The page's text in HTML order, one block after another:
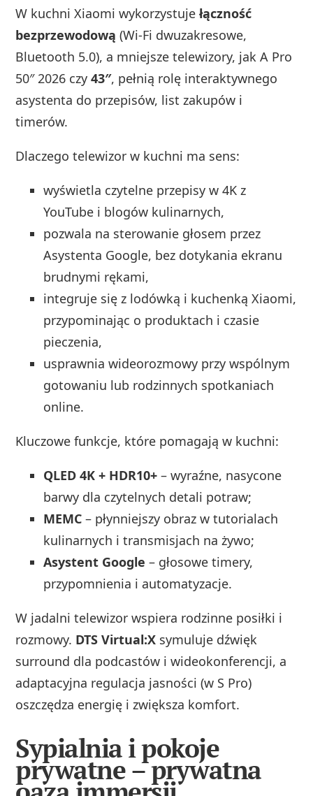
W kuchni Xiaomi wykorzystujełączność
bezprzewodową (Wi‑Fi dwuzakresowe,
Bluetooth 5.0), a mniejsze telewizory, jak A Pro
50″ 2026 czy43″, pełnią rolę interaktywnego
asystenta do przepisów, list zakupów i
timerów.
Dlaczego telewizor w kuchni ma sens:
wyświetla czytelne przepisy w 4K z
YouTube i blogów kulinarnych,
pozwala na sterowanie głosem przez
Asystenta Google, bez dotykania ekranu
brudnymi rękami,
integruje się z lodówką i kuchenką Xiaomi,
przypominając o produktach i czasie
pieczenia,
usprawnia wideorozmowy przy wspólnym
gotowaniu lub rodzinnych spotkaniach
online.
Kluczowe funkcje, które pomagają w kuchni:
QLED 4K + HDR10+ – wyraźne, nasycone
barwy dla czytelnych detali potraw;
MEMC – płynniejszy obraz w tutorialach
kulinarnych i transmisjach na żywo;
Asystent Google – głosowe timery,
przypomnienia i automatyzacje.
W jadalni telewizor wspiera rodzinne posiłki i
rozmowy. DTS Virtual:X symuluje dźwięk
surround dla podcastów i wideokonferencji, a
adaptacyjna regulacja jasności (w S Pro)
oszczędza energię i zwiększa komfort.
Sypialnia i pokoje
prywatne – prywatna